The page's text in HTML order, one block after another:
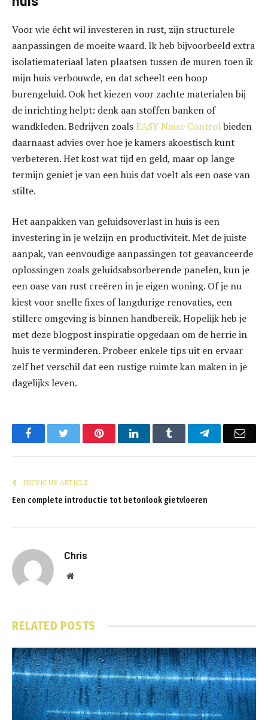
Voor wie écht wil investeren in rust, zijn structurele
aanpassingen de moeite waard. Ik heb bijvoorbeeld extra
isolatiemateriaal laten plaatsen tussen de muren toen ik
mijn huis verbouwde, en dat scheelt een hoop
burengeluid. Ook het kiezen voor zachte materialen bij
de inrichting helpt: denk aan stoffen banken of
wandkleden. Bedrijven zoals EASY Noise Controlbieden
daarnaast advies over hoe je kamers akoestisch kunt
verbeteren. Het kost wat tijd en geld, maar op lange
termijn geniet je van een huis dat voelt als een oase van
stilte.
Het aanpakken van geluidsoverlast in huis is een
investering in je welzijn en productiviteit. Met de juiste
aanpak, van eenvoudige aanpassingen tot geavanceerde
oplossingen zoals geluidsabsorberende panelen, kun je
een oase van rust creëren in je eigen woning. Of je nu
kiest voor snelle fixes of langdurige renovaties, een
stillere omgeving is binnen handbereik. Hopelijk heb je
met deze blogpost inspiratie opgedaan om de herrie in
huis te verminderen. Probeer enkele tips uit en ervaar
zelf het verschil dat een rustige ruimte kan maken in je
dagelijks leven.
FacebookTwitter PinterestLinkedIn Tumblr Telegram
PREVIOUS ARTICLE
Een complete introductie tot betonlook gietvloeren
Chris
Website
RELATED POSTS